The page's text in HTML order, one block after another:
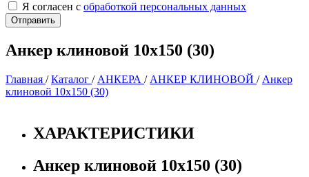
Я согласен с обработкой персональных данных
Анкер клиновой 10х150 (30)
Главная /Каталог / АНКЕРА / АНКЕР КЛИНОВОЙ / Анкер
клиновой 10х150 (30)
ХАРАКТЕРИСТИКИ
Анкер клиновой 10х150 (30)